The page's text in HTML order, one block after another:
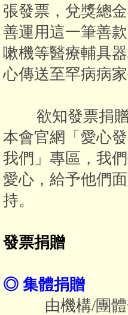
張發票，兌獎總
善運用這一筆善
嗽機等醫療輔具
心傳送至罕病病
欲知發票捐贈
本會官網「愛心
我們」專區，我
愛心，給予他們
持。
發票捐贈
◎ 集體捐贈
由機構/團體